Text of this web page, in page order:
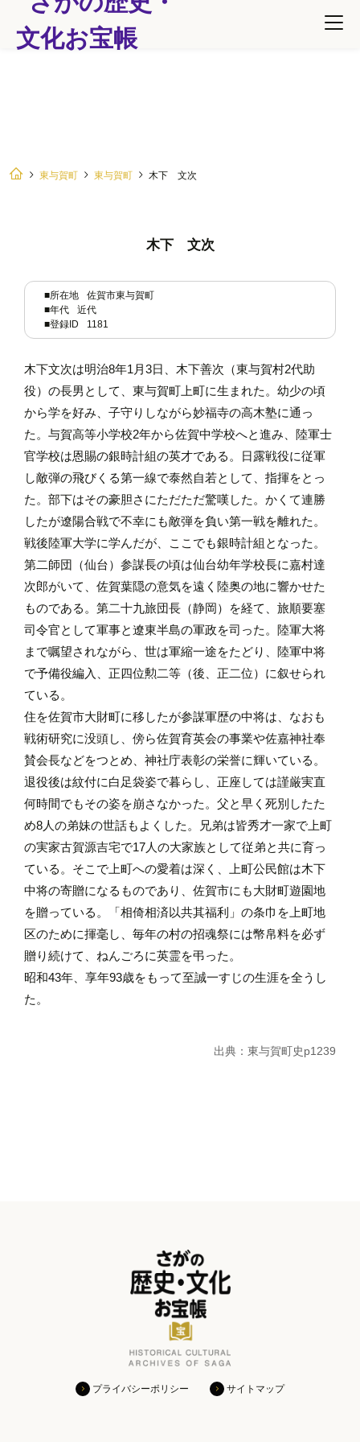
東与賀町 東与賀町 木下 文次
木下 文次
■所在地
佐賀市東与賀町
■年代
近代
■登録ID
1181
木下文次は明治8年1月3日、木下善次（東与賀村2代助
役）の長男として、東与賀町上町に生まれた。幼少の頃
から学を好み、子守りしながら妙福寺の高木塾に通っ
た。与賀高等小学校2年から佐賀中学校へと進み、陸軍士
官学校は恩賜の銀時計組の英才である。日露戦役に従軍
し敵弾の飛びくる第一線で泰然自若として、指揮をとっ
た。部下はその豪胆さにただただ驚嘆した。かくて連勝
したが遼陽合戦で不幸にも敵弾を負い第一戦を離れた。
戦後陸軍大学に学んだが、ここでも銀時計組となった。
第二師団（仙台）参謀長の頃は仙台幼年学校長に嘉村達
次郎がいて、佐賀葉隠の意気を遠く陸奥の地に響かせた
ものである。第二十九旅団長（静岡）を経て、旅順要塞
司令官として軍事と遼東半島の軍政を司った。陸軍大将
まで嘱望されながら、世は軍縮一途をたどり、陸軍中将
で予備役編入、正四位勲二等（後、正二位）に叙せられ
ている。
住を佐賀市大財町に移したが参謀軍歴の中将は、なおも
戦術研究に没頭し、傍ら佐賀育英会の事業や佐嘉神社奉
賛会長などをつとめ、神社庁表彰の栄誉に輝いている。
退役後は紋付に白足袋姿で暮らし、正座しては謹厳実直
何時間でもその姿を崩さなかった。父と早く死別したた
め8人の弟妹の世話もよくした。兄弟は皆秀才一家で上町
の実家古賀源吉宅で17人の大家族として従弟と共に育っ
ている。そこで上町への愛着は深く、上町公民館は木下
中将の寄贈になるものであり、佐賀市にも大財町遊園地
を贈っている。「相倚相済以共其福利」の条巾を上町地
区のために揮毫し、毎年の村の招魂祭には幣帛料を必ず
贈り続けて、ねんごろに英霊を弔った。
昭和43年、享年93歳をもって至誠一すじの生涯を全うし
た。
出典：東与賀町史p1239
プライバシーポリシー サイトマップ